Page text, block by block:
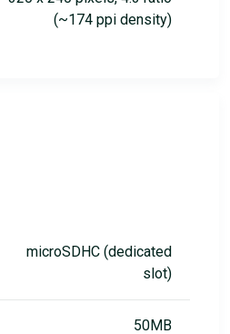
(~174 ppi density)
microSDHC (dedicated
slot)
50MB